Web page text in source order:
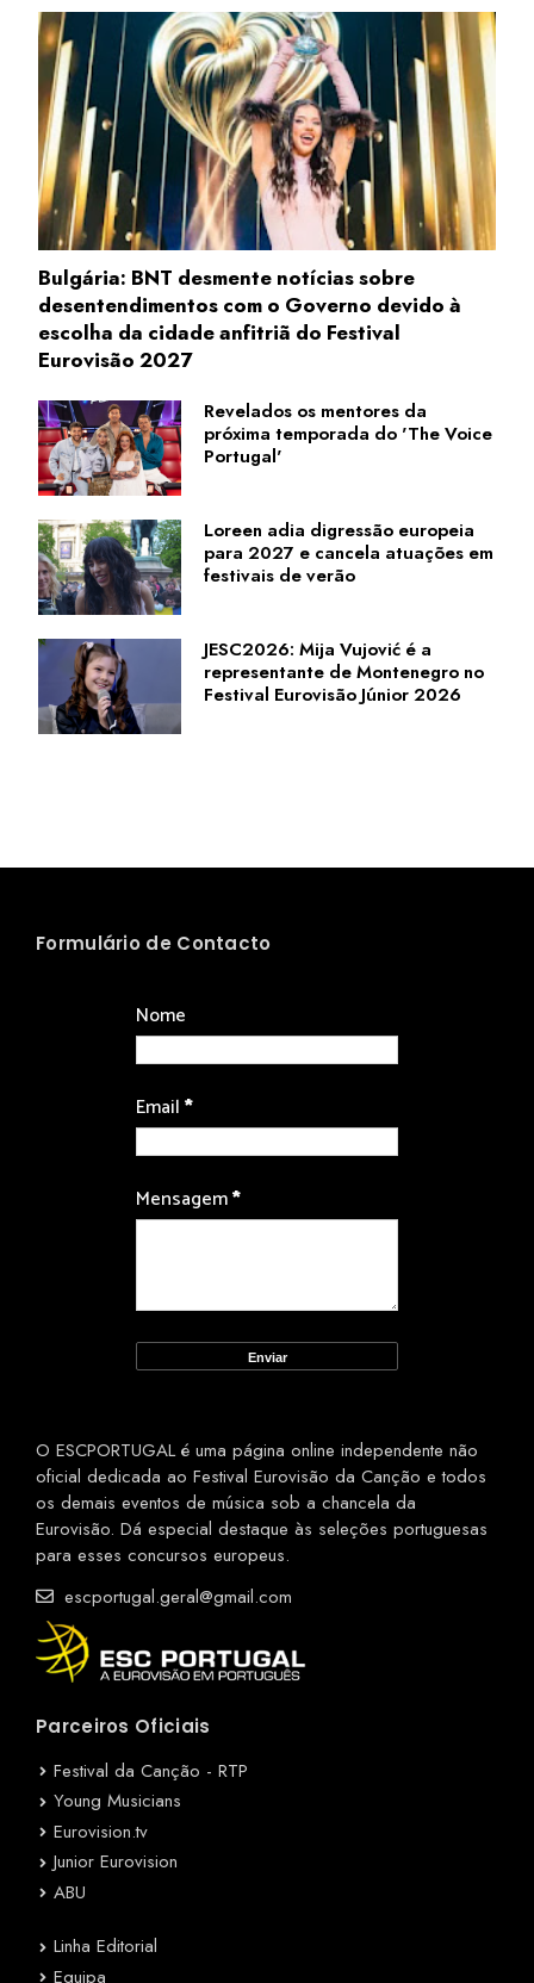
Bulgária: BNT desmente notícias sobre
desentendimentos com o Governo devido à
escolha da cidade anfitriã do Festival
Eurovisão 2027
Revelados os mentores da
próxima temporada do 'The Voice
Portugal'
Loreen adia digressão europeia
para 2027 e cancela atuações em
festivais de verão
JESC2026: Mija Vujović é a
representante de Montenegro no
Festival Eurovisão Júnior 2026
Formulário de Contacto
Nome
Email*
Mensagem*
O ESCPORTUGAL é uma página online independente não
oficial dedicada ao Festival Eurovisão da Canção e todos
os demais eventos de música sob a chancela da
Eurovisão. Dá especial destaque às seleções portuguesas
para esses concursos europeus.
escportugal.geral@gmail.com
Parceiros Oficiais
Festival da Canção - RTP
Young Musicians
Eurovision.tv
Junior Eurovision
ABU
Linha Editorial
Equipa